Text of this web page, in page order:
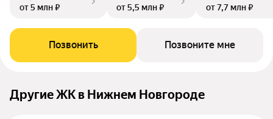
от 5 млн ₽
от 5,5 млн ₽
от 7,7 млн ₽
Позвонить Позвоните мне
Другие ЖК в Нижнем Новгороде